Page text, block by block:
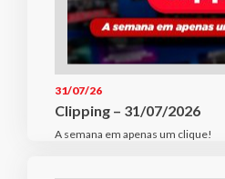
31/07/26
Clipping – 31/07/2026
A semana em apenas um clique!